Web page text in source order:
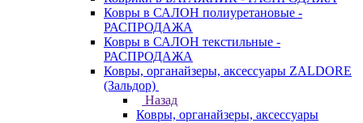
Ковры в САЛОН полиуретановые -
РАСПРОДАЖА
Ковры в САЛОН текстильные -
РАСПРОДАЖА
Ковры, органайзеры, аксессуары ZALDORE
(Зальдор)
Назад
Ковры, органайзеры, аксессуары